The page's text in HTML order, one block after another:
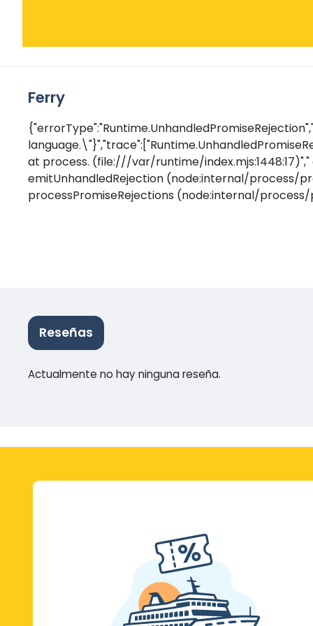
Ferry
at process. (file:///var/runtime/
emitUnhandledRejection (node:internal/process/
processPromiseRejections (node:internal/
Reseñas
Actualmente no hay ninguna reseña.